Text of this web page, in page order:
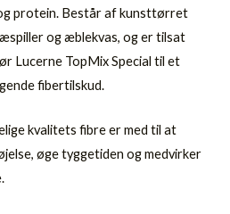
protein. Består af kunsttørret
og æblekvas, og er tilsat
Lucerne TopMix Special til et
fibertilskud.
kvalitets fibre er med til at
øge tyggetiden og medvirker